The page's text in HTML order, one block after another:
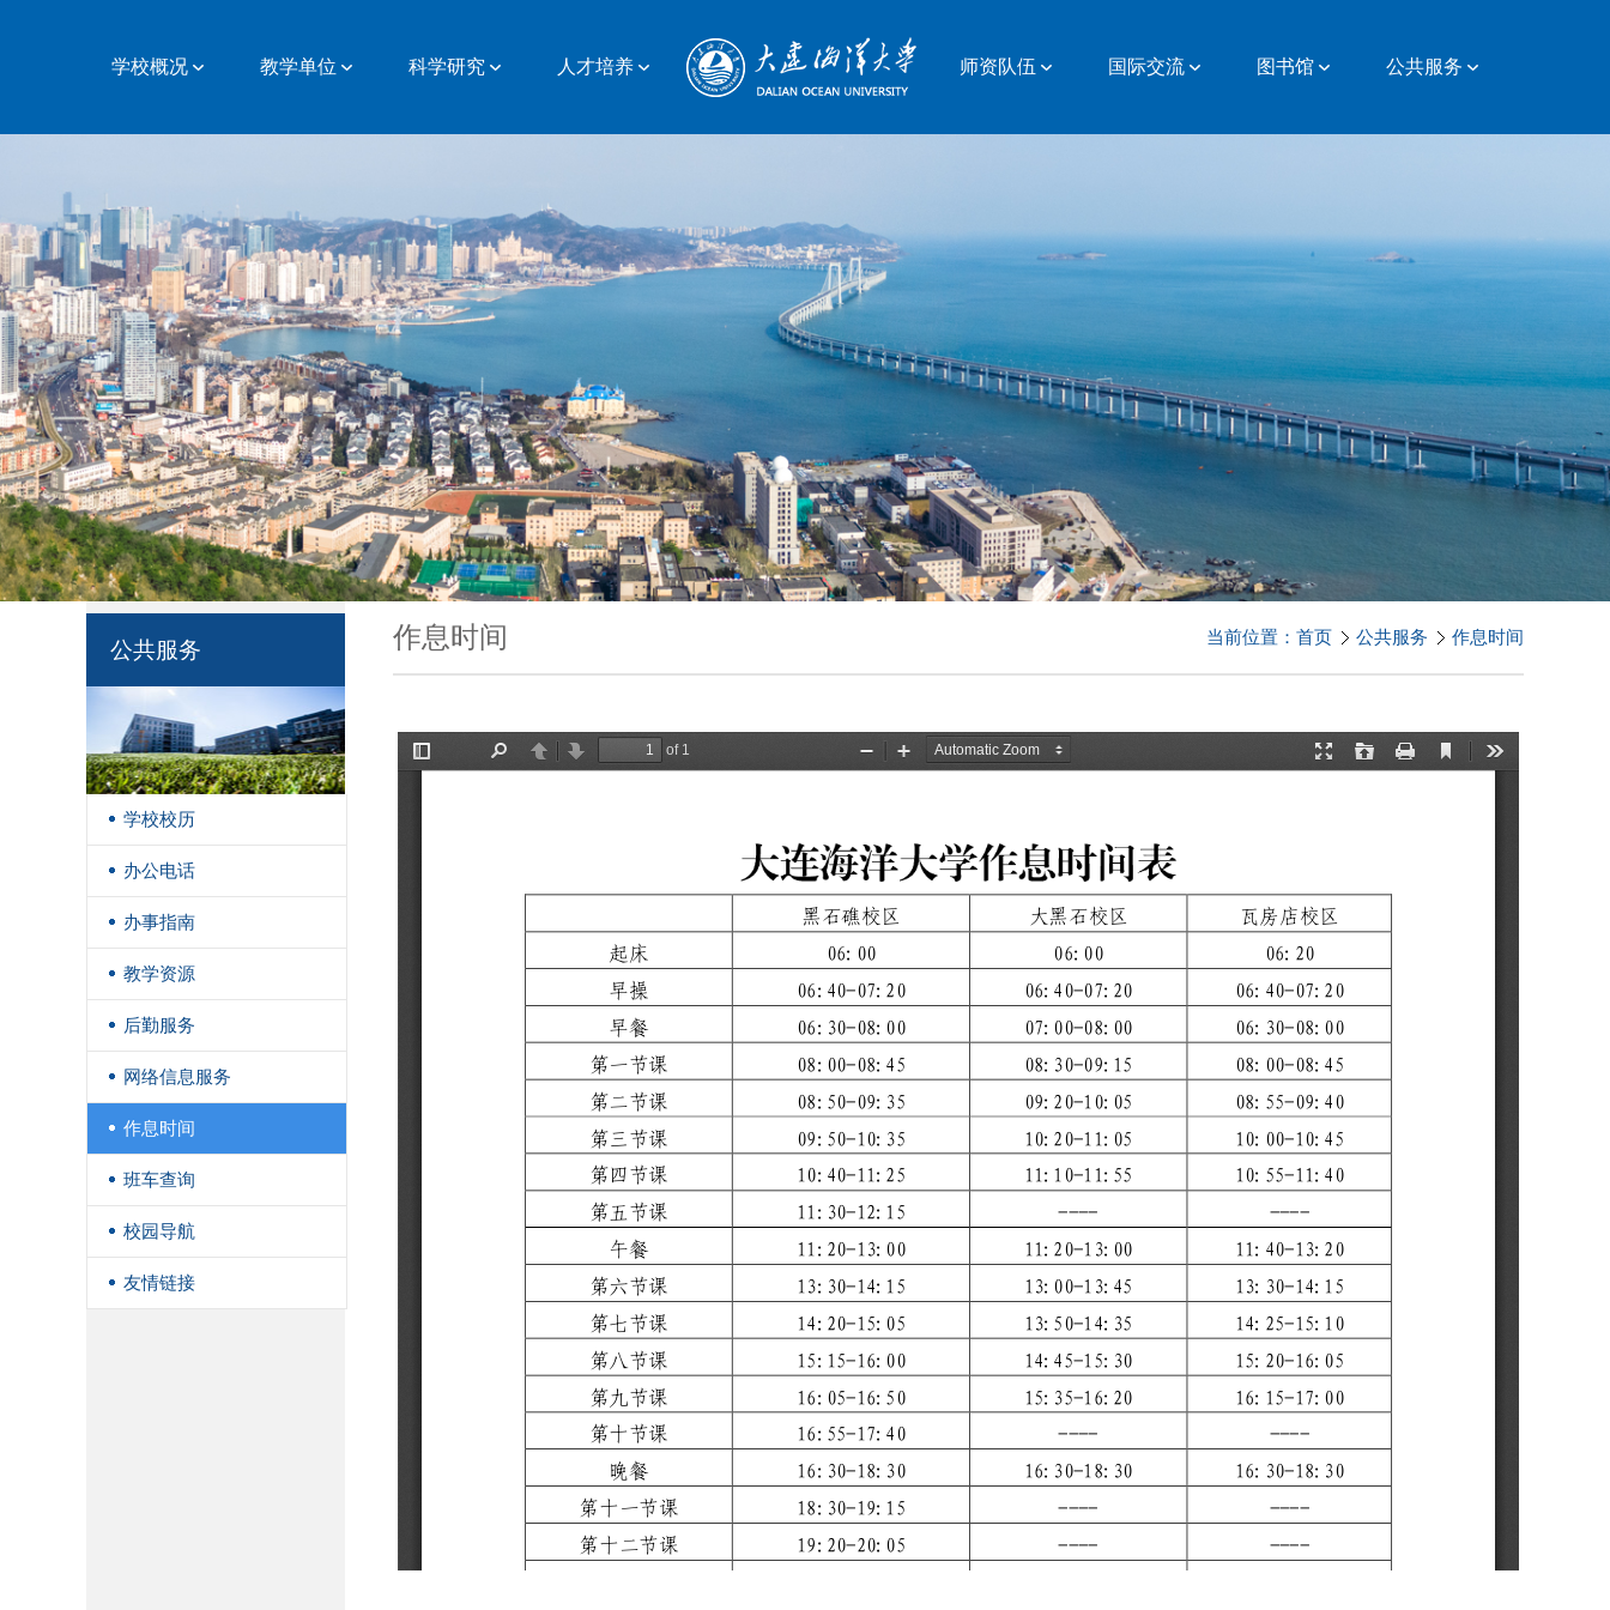
学校概况 教学单位 科学研究 人才培养 师资队伍 国际交流 图书馆 公共服务
公共服务
学校校历
办公电话
办事指南
教学资源
后勤服务
网络信息服务
作息时间
班车查询
校园导航
友情链接
当前位置： 首页 公共服务 作息时间
作息时间